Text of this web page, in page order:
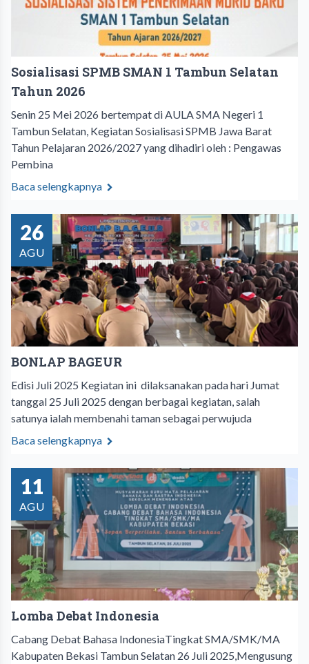
Sosialisasi SPMB SMAN 1 Tambun Selatan
Tahun 2026
Senin 25 Mei 2026 bertempat di AULA SMA Negeri 1
Tambun Selatan, Kegiatan Sosialisasi SPMB Jawa Barat
Tahun Pelajaran 2026/2027 yang dihadiri oleh : Pengawas
Pembina
Baca selengkapnya
26
AGU
BONLAP BAGEUR
Edisi Juli 2025 Kegiatan ini dilaksanakan pada hari Jumat
tanggal 25 Juli 2025 dengan berbagai kegiatan, salah
satunya ialah membenahi taman sebagai perwujuda
Baca selengkapnya
11
AGU
Lomba Debat Indonesia
Cabang Debat Bahasa IndonesiaTingkat SMA/SMK/MA
Kabupaten Bekasi Tambun Selatan 26 Juli 2025,Mengusung